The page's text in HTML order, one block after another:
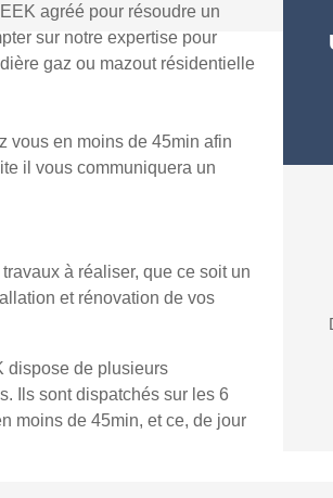
agréé pour résoudre un
sur notre expertise pour
gaz ou mazout résidentielle
vous en moins de 45min afin
il vous communiquera un
à réaliser, que ce soit un
et rénovation de vos
dispose de plusieurs
Ils sont dispatchés sur les 6
moins de 45min, et ce, de jour